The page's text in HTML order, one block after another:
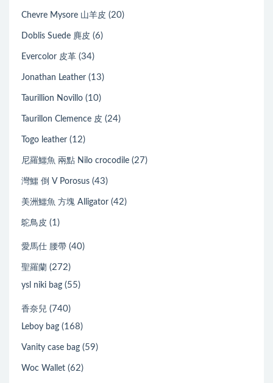
Chevre Mysore 山羊皮 (20)
Doblis Suede 麂皮 (6)
Evercolor 皮革 (34)
Jonathan Leather (13)
Taurillion Novillo (10)
Taurillon Clemence 皮 (24)
Togo leather (12)
尼羅鱷魚 兩點 Nilo crocodile (27)
灣鱷 倒 V Porosus (43)
美洲鱷魚 方塊 Alligator (42)
鴕鳥皮 (1)
愛馬仕 腰帶 (40)
聖羅蘭 (272)
ysl niki bag (55)
香奈兒 (740)
Leboy bag (168)
Vanity case bag (59)
Woc Wallet (62)